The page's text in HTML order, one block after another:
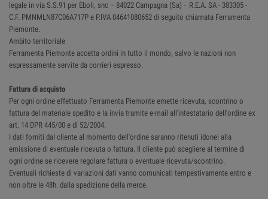
legale in via S.S.91 per Eboli, snc – 84022 Campagna (Sa) - R.E.A. SA - 383305 -
C.F. PMNMLN87C06A717P e P.IVA 04641080652 di seguito chiamata Ferramenta
Piemonte.
Ambito territoriale
Ferramenta Piemonte accetta ordini in tutto il mondo, salvo le nazioni non
espressamente servite da corrieri espresso.
Fattura di acquisto
Per ogni ordine effettuato Ferramenta Piemonte emette ricevuta, scontrino o
fattura del materiale spedito e la invia tramite e-mail all'intestatario dell'ordine ex
art. 14 DPR 445/00 e dl 52/2004.
I dati forniti dal cliente al momento dell'ordine saranno ritenuti idonei alla
emissione di eventuale ricevuta o fattura. Il cliente può scegliere al termine di
ogni ordine se ricevere regolare fattura o eventuale ricevuta/scontrino.
Eventuali richieste di variazioni dati vanno comunicati tempestivamente entro e
non oltre le 48h. dalla spedizione della merce.